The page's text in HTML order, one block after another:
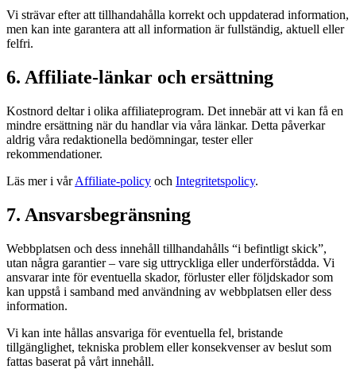
Vi strävar efter att tillhandahålla korrekt och uppdaterad information,
men kan inte garantera att all information är fullständig, aktuell eller
felfri.
6. Affiliate-länkar och ersättning
Kostnord deltar i olika affiliateprogram. Det innebär att vi kan få en
mindre ersättning när du handlar via våra länkar. Detta påverkar
aldrig våra redaktionella bedömningar, tester eller
rekommendationer.
Läs mer i vårAffiliate-policy och Integritetspolicy.
7. Ansvarsbegränsning
Webbplatsen och dess innehåll tillhandahålls “i befintligt skick”,
utan några garantier – vare sig uttryckliga eller underförstådda. Vi
ansvarar inte för eventuella skador, förluster eller följdskador som
kan uppstå i samband med användning av webbplatsen eller dess
information.
Vi kan inte hållas ansvariga för eventuella fel, bristande
tillgänglighet, tekniska problem eller konsekvenser av beslut som
fattas baserat på vårt innehåll.